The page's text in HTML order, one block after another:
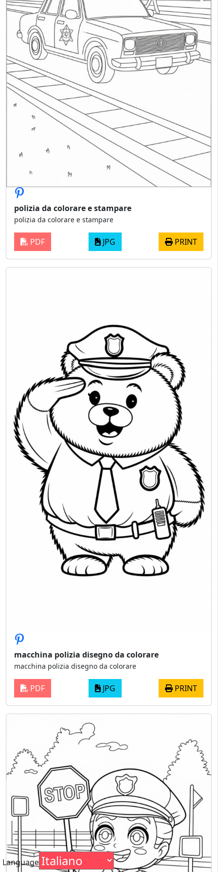
polizia da colorare e stampare
polizia da colorare e stampare
PDF JPG PRINT
macchina polizia disegno da colorare
macchina polizia disegno da colorare
PDF JPG PRINT
Language